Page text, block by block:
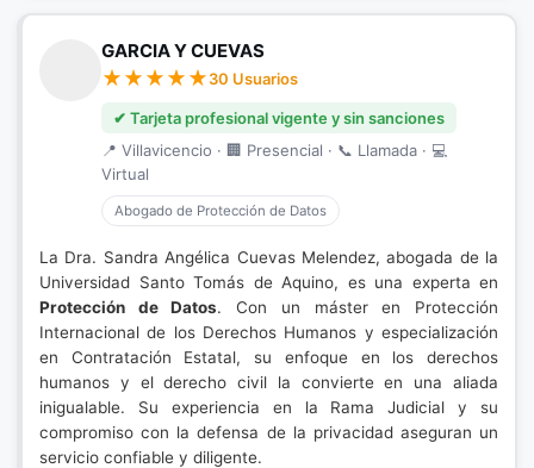
GARCIA Y CUEVAS
30 Usuarios
✔ Tarjeta profesional vigente y sin sanciones
📍 Villavicencio · 🏢 Presencial · 📞 Llamada · 💻
Virtual
Abogado de Protección de Datos
La Dra. Sandra Angélica Cuevas Melendez, abogada de la
Universidad Santo Tomás de Aquino, es una experta en
Protección de Datos. Con un máster en Protección
Internacional de los Derechos Humanos y especialización
en Contratación Estatal, su enfoque en los derechos
humanos y el derecho civil la convierte en una aliada
inigualable. Su experiencia en la Rama Judicial y su
compromiso con la defensa de la privacidad aseguran un
servicio confiable y diligente.